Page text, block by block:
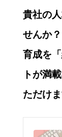
貴社の
せんか？
育成を
トが満
ただけま